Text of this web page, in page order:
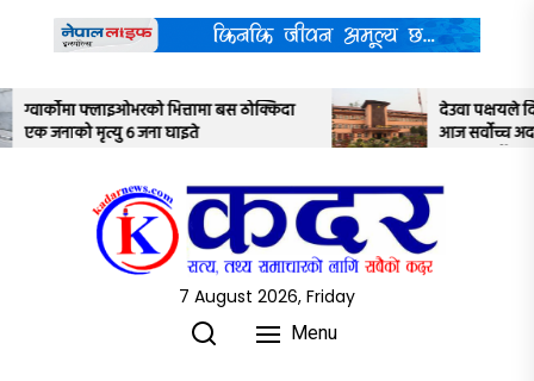
contentबस ठोक्किदा
देउवा पक्षयले दिएकोे पुनरावलोकन
आज सर्वोच्च अदालतका तीन न्यायाधीशले
7 August 2026, Friday
Menu